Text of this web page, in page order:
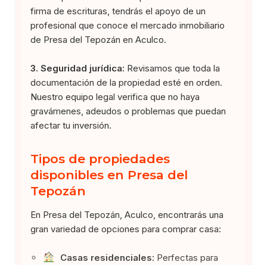
firma de escrituras, tendrás el apoyo de un
profesional que conoce el mercado inmobiliario
de Presa del Tepozán en Aculco.
3. Seguridad jurídica: Revisamos que toda la
documentación de la propiedad esté en orden.
Nuestro equipo legal verifica que no haya
gravámenes, adeudos o problemas que puedan
afectar tu inversión.
Tipos de propiedades
disponibles en Presa del
Tepozán
En Presa del Tepozán, Aculco, encontrarás una
gran variedad de opciones para comprar casa:
Casas residenciales: Perfectas para